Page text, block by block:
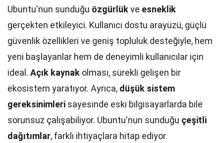
Ubuntu'nun sunduğu özgürlükve esneklik
gerçekten etkileyici. Kullanıcı dostu arayüzü, güçlü
güvenlik özellikleri ve geniş topluluk desteğiyle, hem
yeni başlayanlar hem de deneyimli kullanıcılar için
ideal. Açık kaynak olması, sürekli gelişen bir
ekosistem yaratıyor. Ayrıca, düşük sistem
gereksinimleri sayesinde eski bilgisayarlarda bile
sorunsuz çalışabiliyor. Ubuntu'nun sunduğu çeşitli
dağıtımlar, farklı ihtiyaçlara hitap ediyor.